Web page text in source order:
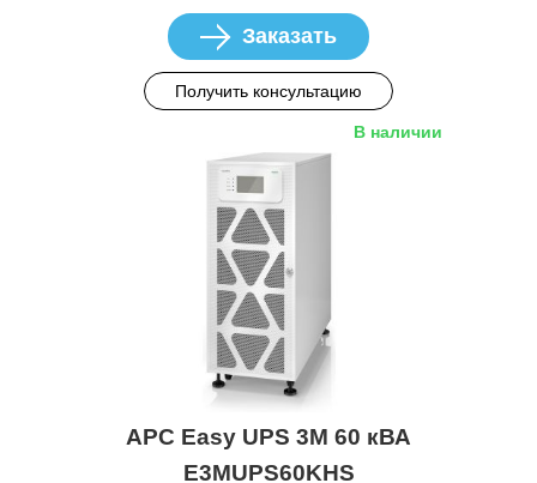
Заказать
Получить консультацию
В наличии
APC Easy UPS 3M 60 кВА
E3MUPS60KHS